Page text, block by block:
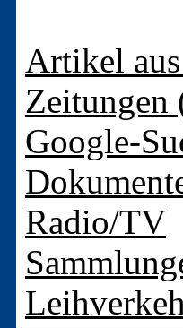
Artikel
Zeitungen
Google-
Radio/TV